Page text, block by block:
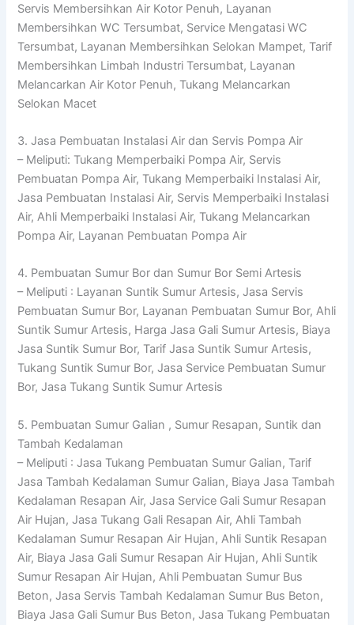
Servis Membersihkan Air Kotor Penuh, Layanan
Membersihkan WC Tersumbat, Service Mengatasi WC
Tersumbat, Layanan Membersihkan Selokan Mampet, Tarif
Membersihkan Limbah Industri Tersumbat, Layanan
Melancarkan Air Kotor Penuh, Tukang Melancarkan
Selokan Macet
3. Jasa Pembuatan Instalasi Air dan Servis Pompa Air
– Meliputi: Tukang Memperbaiki Pompa Air, Servis
Pembuatan Pompa Air, Tukang Memperbaiki Instalasi Air,
Jasa Pembuatan Instalasi Air, Servis Memperbaiki Instalasi
Air, Ahli Memperbaiki Instalasi Air, Tukang Melancarkan
Pompa Air, Layanan Pembuatan Pompa Air
4. Pembuatan Sumur Bor dan Sumur Bor Semi Artesis
– Meliputi : Layanan Suntik Sumur Artesis, Jasa Servis
Pembuatan Sumur Bor, Layanan Pembuatan Sumur Bor, Ahli
Suntik Sumur Artesis, Harga Jasa Gali Sumur Artesis, Biaya
Jasa Suntik Sumur Bor, Tarif Jasa Suntik Sumur Artesis,
Tukang Suntik Sumur Bor, Jasa Service Pembuatan Sumur
Bor, Jasa Tukang Suntik Sumur Artesis
5. Pembuatan Sumur Galian , Sumur Resapan, Suntik dan
Tambah Kedalaman
– Meliputi : Jasa Tukang Pembuatan Sumur Galian, Tarif
Jasa Tambah Kedalaman Sumur Galian, Biaya Jasa Tambah
Kedalaman Resapan Air, Jasa Service Gali Sumur Resapan
Air Hujan, Jasa Tukang Gali Resapan Air, Ahli Tambah
Kedalaman Sumur Resapan Air Hujan, Ahli Suntik Resapan
Air, Biaya Jasa Gali Sumur Resapan Air Hujan, Ahli Suntik
Sumur Resapan Air Hujan, Ahli Pembuatan Sumur Bus
Beton, Jasa Servis Tambah Kedalaman Sumur Bus Beton,
Biaya Jasa Gali Sumur Bus Beton, Jasa Tukang Pembuatan